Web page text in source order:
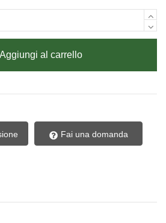
Aggiungi al carrello
Fai una domanda